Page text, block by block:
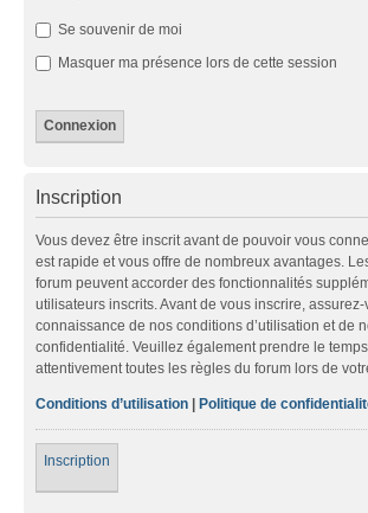
Se souvenir de moi
Masquer ma présence lors de cette session
Inscription
Vous devez être inscrit avant de pouvoir vous
est rapide et vous offre de nombreux avantages.
forum peuvent accorder des fonctionnalités
utilisateurs inscrits. Avant de vous inscrire, assurez-
connaissance de nos conditions d’utilisation et de
confidentialité. Veuillez également prendre le
attentivement toutes les règles du forum lors de
Conditions d’utilisation | Politique de
Inscription